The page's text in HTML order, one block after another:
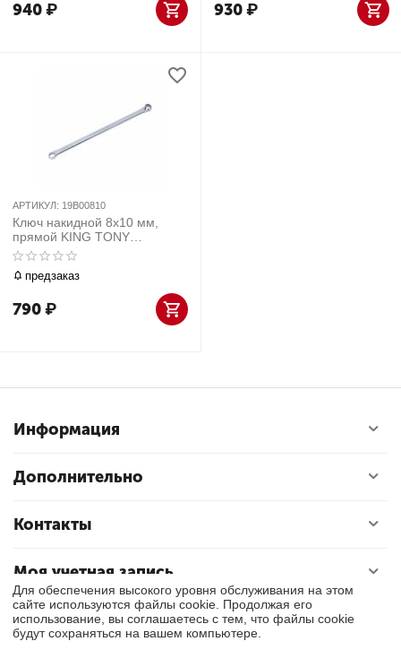
940₽ 930₽
АРТИКУЛ: 19B00810
Ключ накидной 8х10 мм,
прямой KING TONY
19B00810
предзаказ
790₽
Информация
Дополнительно
Контакты
Моя учетная запись
© 2018 - 2026 Exly. Все права защищены.
Для обеспечения высокого уровня обслуживания на этом
сайте используются файлы cookie. Продолжая его
использование, вы соглашаетесь с тем, что файлы cookie
будут сохраняться на вашем компьютере.